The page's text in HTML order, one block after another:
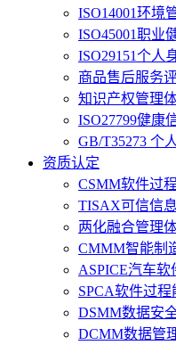
ISO14001环境
ISO45001职业
ISO29151个人
商品售后服务
知识产权管理
ISO27799健康
GB/T35273 个
资质认定
CSMM软件过
TISAX可信信
两化融合管理
CMMM智能制
ASPICE汽车
SPCA软件过
DSMM数据安
DCMM数据管